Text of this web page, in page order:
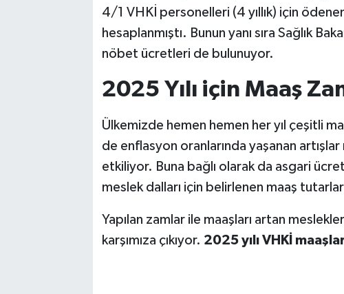
4/1 VHKİ personelleri (4 yıllık) için
hesaplanmıştı. Bunun yanı sıra Sağlık
nöbet ücretleri de bulunuyor.
2025 Yılı için Maaş
Ülkemizde hemen hemen her yıl çeşitli
de enflasyon oranlarında yaşanan
etkiliyor. Buna bağlı olarak da asgari
meslek dalları için belirlenen maaş
Yapılan zamlar ile maaşları artan
karşımıza çıkıyor. 2025 yılı VHKİ